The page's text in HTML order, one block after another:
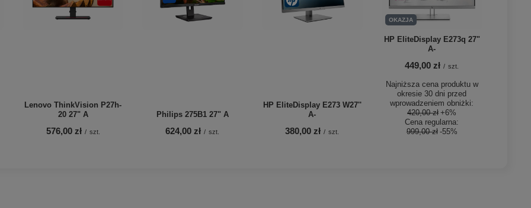
Lenovo ThinkVision P27h-
20 27" A
576,00 zł / szt.
Philips 275B1 27" A
624,00 zł / szt.
HP EliteDisplay E273 W27''
A-
380,00 zł / szt.
OKAZJA
HP EliteDisplay E273q 27"
A-
449,00 zł / szt.
Najniższa cena produktu w
okresie 30 dni przed
wprowadzeniem obniżki:
420,00 zł +6%
Cena regularna:
999,00 zł -55%